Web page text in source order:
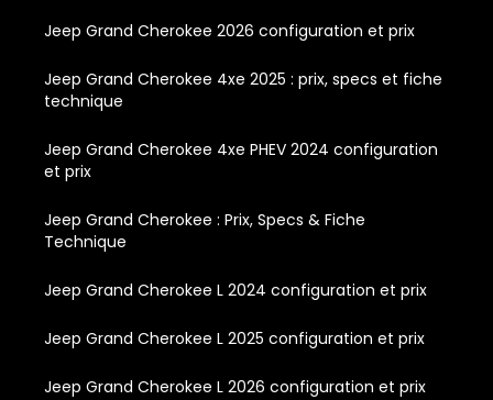
Jeep Grand Cherokee 2026 configuration et prix
Jeep Grand Cherokee 4xe 2025 : prix, specs et fiche
technique
Jeep Grand Cherokee 4xe PHEV 2024 configuration
et prix
Jeep Grand Cherokee : Prix, Specs & Fiche
Technique
Jeep Grand Cherokee L 2024 configuration et prix
Jeep Grand Cherokee L 2025 configuration et prix
Jeep Grand Cherokee L 2026 configuration et prix